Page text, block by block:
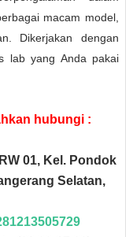
macam model,
Dikerjakan dengan
lab yang Anda pakai
hubungi :
01, Kel. Pondok
Selatan,